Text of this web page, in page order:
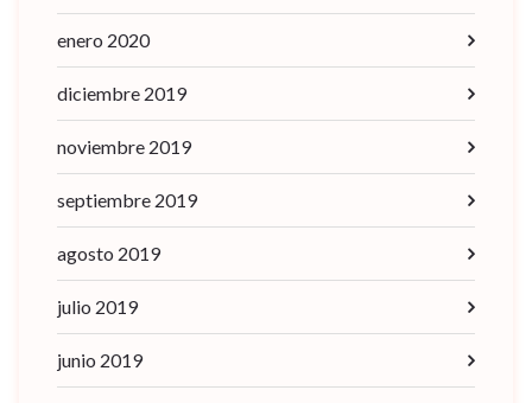
enero 2020
diciembre 2019
noviembre 2019
septiembre 2019
agosto 2019
julio 2019
junio 2019